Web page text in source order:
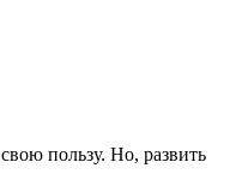
пользу. Но, развить